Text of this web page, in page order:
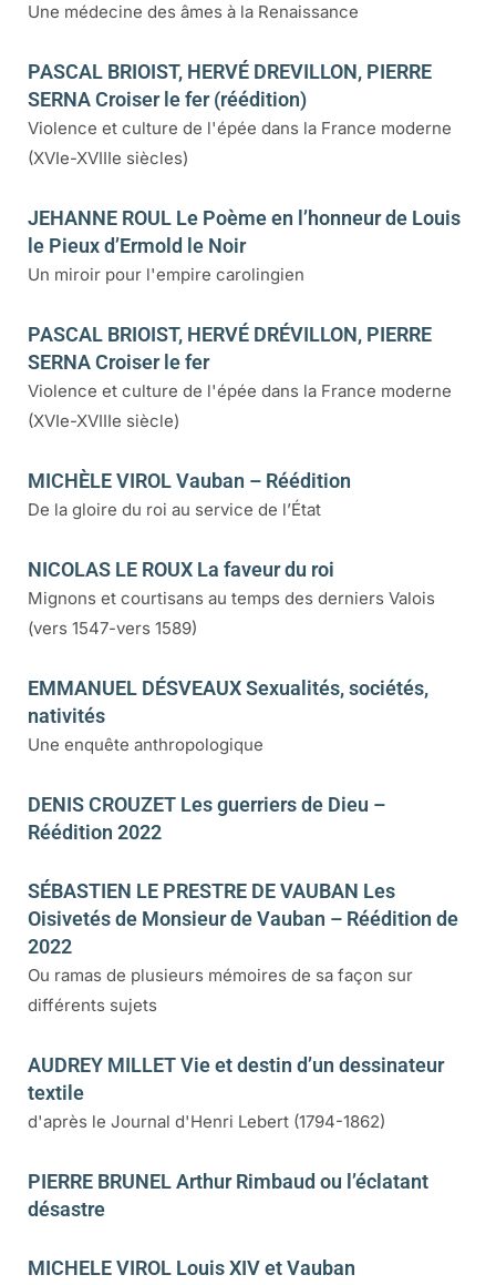
Une médecine des âmes à la Renaissance
PASCAL BRIOIST, HERVÉ DREVILLON, PIERRE
SERNA Croiser le fer (réédition)
Violence et culture de l'épée dans la France moderne
(XVIe-XVIIIe siècles)
JEHANNE ROUL Le Poème en l’honneur de Louis
le Pieux d’Ermold le Noir
Un miroir pour l'empire carolingien
PASCAL BRIOIST, HERVÉ DRÉVILLON, PIERRE
SERNA Croiser le fer
Violence et culture de l'épée dans la France moderne
(XVIe-XVIIIe siècle)
MICHÈLE VIROL Vauban – Réédition
De la gloire du roi au service de l’État
NICOLAS LE ROUX La faveur du roi
Mignons et courtisans au temps des derniers Valois
(vers 1547-vers 1589)
EMMANUEL DÉSVEAUX Sexualités, sociétés,
nativités
Une enquête anthropologique
DENIS CROUZET Les guerriers de Dieu –
Réédition 2022
SÉBASTIEN LE PRESTRE DE VAUBAN Les
Oisivetés de Monsieur de Vauban – Réédition de
2022
Ou ramas de plusieurs mémoires de sa façon sur
différents sujets
AUDREY MILLET Vie et destin d’un dessinateur
textile
d'après le Journal d'Henri Lebert (1794-1862)
PIERRE BRUNEL Arthur Rimbaud ou l’éclatant
désastre
MICHELE VIROL Louis XIV et Vauban